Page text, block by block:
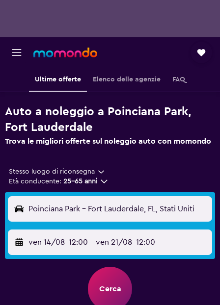
Ultime offerte Elenco delle agenzie FAQ
Auto a noleggio a Poinciana Park,
Fort Lauderdale
Trova le migliori offerte sul noleggio auto con momondo
Stesso luogo di riconsegna
Età conducente: 25-65 anni
Poinciana Park - Fort Lauderdale, FL, Stati Uniti
ven 14/08 12:00 - ven 21/08 12:00
Cerca